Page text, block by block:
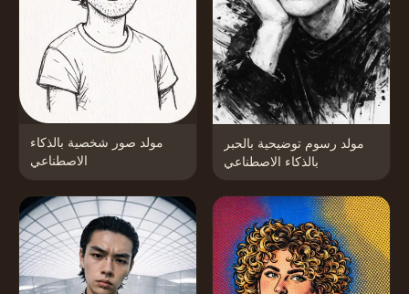
مولد صور شخصية بالذكاء
الاصطناعي
مولد رسوم توضيحية بالحبر
بالذكاء الاصطناعي